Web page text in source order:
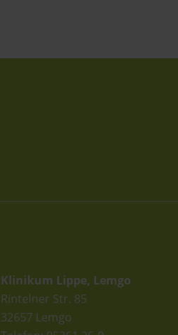
Klinikum Lippe, Lemgo
Rintelner Str. 85
32657 Lemgo